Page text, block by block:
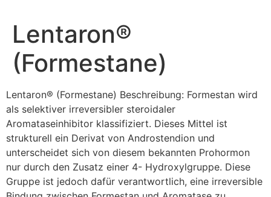
Lentaron®
(Formestane)
Lentaron® (Formestane) Beschreibung: Formestan wird
als selektiver irreversibler steroidaler
Aromataseinhibitor klassifiziert. Dieses Mittel ist
strukturell ein Derivat von Androstendion und
unterscheidet sich von diesem bekannten Prohormon
nur durch den Zusatz einer 4- Hydroxylgruppe. Diese
Gruppe ist jedoch dafür verantwortlich, eine irreversible